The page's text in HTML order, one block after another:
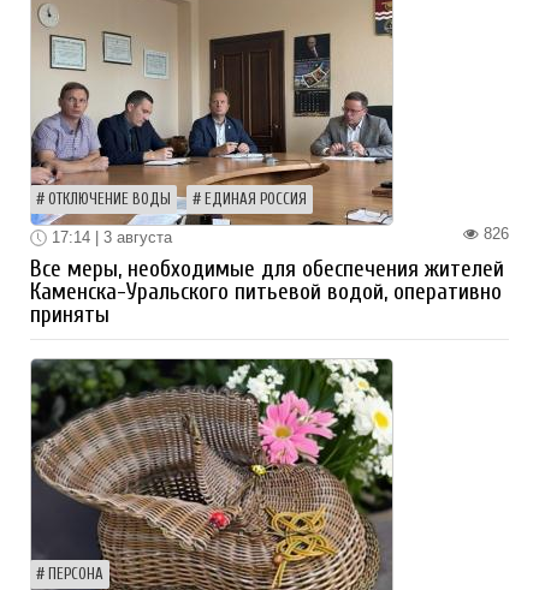
ОТКЛЮЧЕНИЕ ВОДЫ ЕДИНАЯ РОССИЯ
826
17:14 | 3 августа
Все меры, необходимые для обеспечения жителей
Каменска-Уральского питьевой водой, оперативно
приняты
ПЕРСОНА